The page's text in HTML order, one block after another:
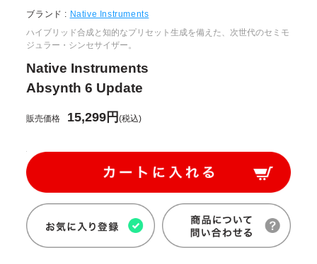
ブランド : Native Instruments
ハイブリッド合成と知的なプリセット生成を備えた、次世代のセミモ
ジュラー・シンセサイザー。
Native Instruments
Absynth 6 Update
販売価格 15,299円(税込)